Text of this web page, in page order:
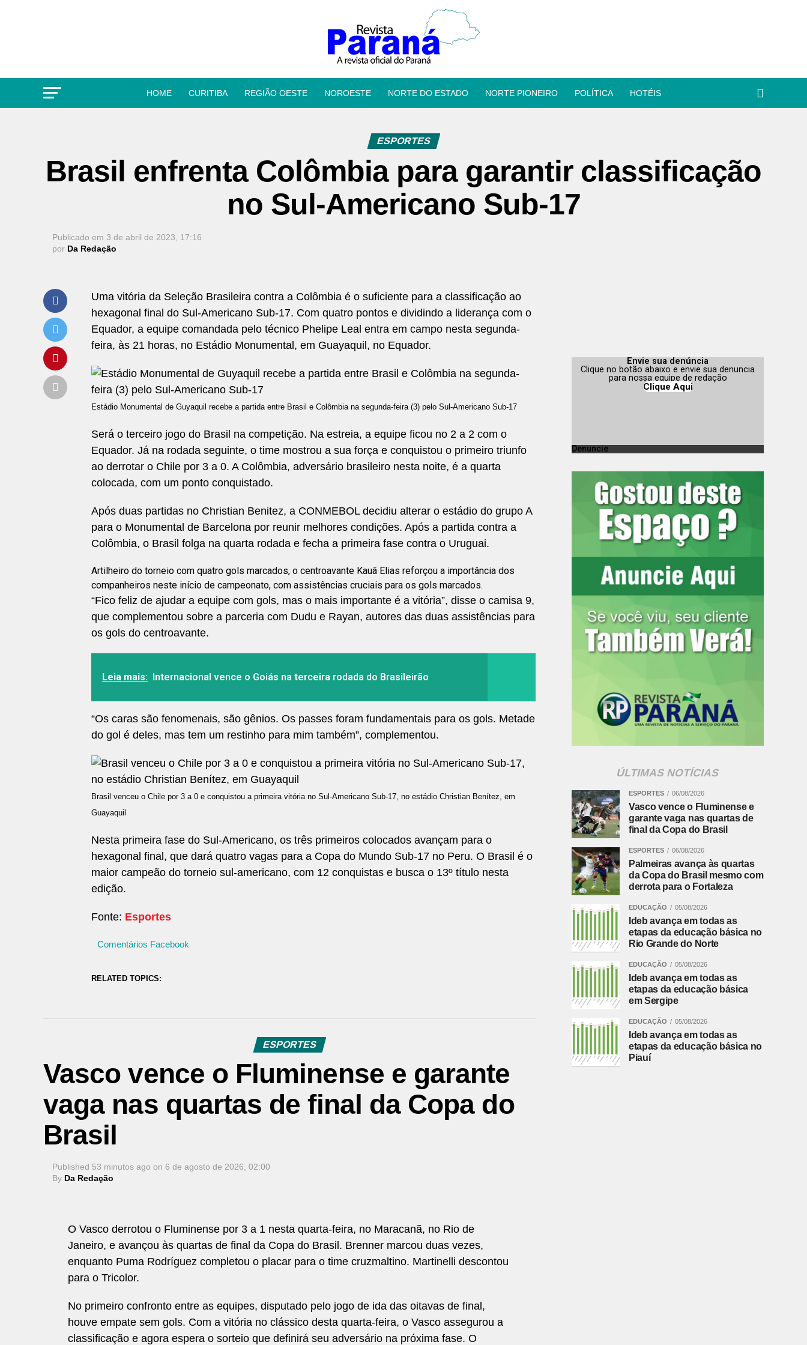
HOME CURITIBA REGIÃO OESTE NOROESTE NORTE DO ESTADO NORTE PIONEIRO POLÍTICA HOTÉIS
ESPORTES
Brasil enfrenta Colômbia para garantir classificação
no Sul-Americano Sub-17
Publicado em 3 de abril de 2023, 17:16
por Da Redação
Uma vitória da Seleção Brasileira contra a Colômbia é o suficiente para a classificação ao
hexagonal final do Sul-Americano Sub-17. Com quatro pontos e dividindo a liderança com o
Equador, a equipe comandada pelo técnico Phelipe Leal entra em campo nesta segunda-
feira, às 21 horas, no Estádio Monumental, em Guayaquil, no Equador.
Estádio Monumental de Guyaquil recebe a partida entre Brasil e Colômbia na segunda-feira (3) pelo Sul-Americano Sub-17
Será o terceiro jogo do Brasil na competição. Na estreia, a equipe ficou no 2 a 2 com o
Equador. Já na rodada seguinte, o time mostrou a sua força e conquistou o primeiro triunfo
ao derrotar o Chile por 3 a 0. A Colômbia, adversário brasileiro nesta noite, é a quarta
colocada, com um ponto conquistado.
Após duas partidas no Christian Benitez, a CONMEBOL decidiu alterar o estádio do grupo A
para o Monumental de Barcelona por reunir melhores condições. Após a partida contra a
Colômbia, o Brasil folga na quarta rodada e fecha a primeira fase contra o Uruguai.
Artilheiro do torneio com quatro gols marcados, o centroavante Kauã Elias reforçou a importância dos
companheiros neste início de campeonato, com assistências cruciais para os gols marcados.
“Fico feliz de ajudar a equipe com gols, mas o mais importante é a vitória”, disse o camisa 9,
que complementou sobre a parceria com Dudu e Rayan, autores das duas assistências para
os gols do centroavante.
Leia mais: Internacional vence o Goiás na terceira rodada do Brasileirão
“Os caras são fenomenais, são gênios. Os passes foram fundamentais para os gols. Metade
do gol é deles, mas tem um restinho para mim também”, complementou.
Brasil venceu o Chile por 3 a 0 e conquistou a primeira vitória no Sul-Americano Sub-17, no estádio Christian Benítez, em
Guayaquil
Nesta primeira fase do Sul-Americano, os três primeiros colocados avançam para o
hexagonal final, que dará quatro vagas para a Copa do Mundo Sub-17 no Peru. O Brasil é o
maior campeão do torneio sul-americano, com 12 conquistas e busca o 13º título nesta
edição.
Fonte: Esportes
Comentários Facebook
RELATED TOPICS:
ESPORTES
Vasco vence o Fluminense e garante
vaga nas quartas de final da Copa do
Brasil
Published 53 minutos ago on 6 de agosto de 2026, 02:00
By Da Redação
O Vasco derrotou o Fluminense por 3 a 1 nesta quarta-feira, no Maracanã, no Rio de
Janeiro, e avançou às quartas de final da Copa do Brasil. Brenner marcou duas vezes,
enquanto Puma Rodríguez completou o placar para o time cruzmaltino. Martinelli descontou
para o Tricolor.
No primeiro confronto entre as equipes, disputado pelo jogo de ida das oitavas de final,
houve empate sem gols. Com a vitória no clássico desta quarta-feira, o Vasco assegurou a
classificação e agora espera o sorteio que definirá seu adversário na próxima fase. O
Envie sua denúncia
Clique no botão abaixo e envie sua denuncia
para nossa equipe de redação
Clique Aqui
Denuncie
ÚLTIMAS NOTÍCIAS
ESPORTES 06/08/2026
Vasco vence o Fluminense e
garante vaga nas quartas de
final da Copa do Brasil
ESPORTES 06/08/2026
Palmeiras avança às quartas
da Copa do Brasil mesmo com
derrota para o Fortaleza
EDUCAÇÃO 05/08/2026
Ideb avança em todas as
etapas da educação básica no
Rio Grande do Norte
EDUCAÇÃO 05/08/2026
Ideb avança em todas as
etapas da educação básica
em Sergipe
EDUCAÇÃO 05/08/2026
Ideb avança em todas as
etapas da educação básica no
Piauí